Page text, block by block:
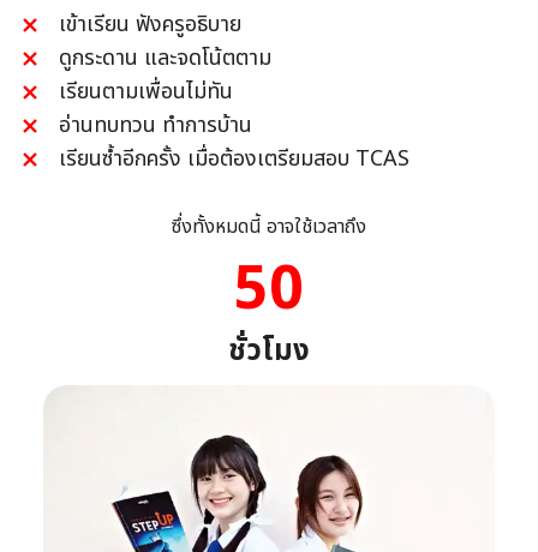
เข้าเรียน ฟังครูอธิบาย
ดูกระดาน และจดโน้ตตาม
เรียนตามเพื่อนไม่ทัน
อ่านทบทวน ทำการบ้าน
เรียนซ้ำอีกครั้ง เมื่อต้องเตรียมสอบ TCAS
ซึ่งทั้งหมดนี้ อาจใช้เวลาถึง
76
ชั่วโมง